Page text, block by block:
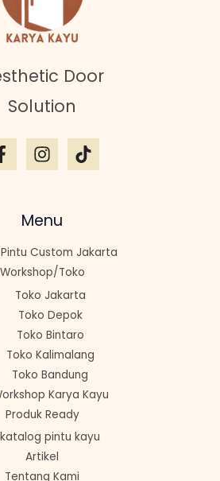
Door
Solution
Menu
Custom Jakarta
Workshop/Toko
Toko Jakarta
Toko Depok
Toko Bintaro
Toko Kalimalang
Toko Bandung
Karya Kayu
Produk Ready
katalog pintu kayu
Artikel
Tentang Kami